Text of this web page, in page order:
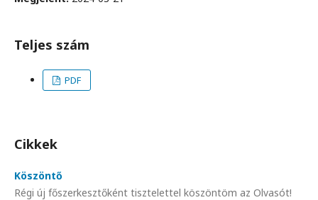
Teljes szám
PDF
Cikkek
Köszöntő
Régi új főszerkesztőként tisztelettel köszöntöm az Olvasót!